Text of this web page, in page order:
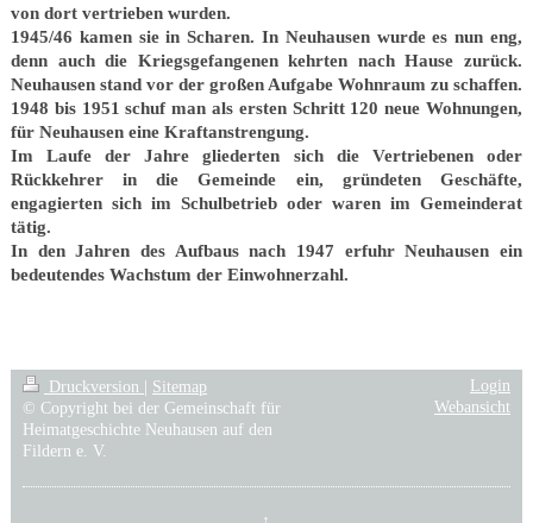
von dort vertrieben wurden.
1945/46 kamen sie in Scharen. In Neuhausen wurde es nun eng,
denn auch die Kriegsgefangenen kehrten nach Hause zurück.
Neuhausen stand vor der großen Aufgabe Wohnraum zu schaffen.
1948 bis 1951 schuf man als ersten Schritt 120 neue Wohnungen,
für Neuhausen eine Kraftanstrengung.
Im Laufe der Jahre gliederten sich die Vertriebenen oder
Rückkehrer in die Gemeinde ein, gründeten Geschäfte,
engagierten sich im Schulbetrieb oder waren im Gemeinderat
tätig.
In den Jahren des Aufbaus nach 1947 erfuhr Neuhausen ein
bedeutendes Wachstum der Einwohnerzahl.
Druckversion
Sitemap
© Copyright bei der Gemeinschaft für
Heimatgeschichte Neuhausen auf den
Fildern e. V.
Login
Webansicht